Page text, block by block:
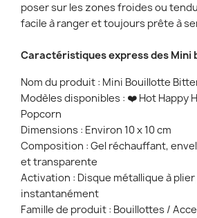
poser sur les zones froides ou
facile à ranger et toujours prête à
Caractéristiques express des Mini
Nom du produit : Mini Bouillotte
Modèles disponibles : ❤️ Hot Happy
Popcorn
Dimensions : Environ 10 x 10 cm
Composition : Gel réchauffant,
et transparente
Activation : Disque métallique à
instantanément
Famille de produit : Bouillottes /